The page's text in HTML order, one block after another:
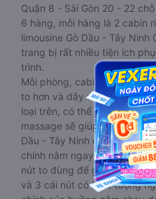
Quận 8 - Sài Gòn 20 - 22
6 hàng, mỗi hàng là 2 cabin
limousine Gò Dầu - Tây
trang bị rất nhiều tiện ích
trình.
Mỗi phòng, cabin đều có gối
to hơn và dây an toàn seat
loại trên, có thể lăn lộn thoải
massage sẽ giúp bạn thư
Dầu - Tây Ninh đến Quận 8
chính nằm ngay cạnh đầu
nút to đùng để gọi tiếp viên,
và 3 cái nút có biểu tượng